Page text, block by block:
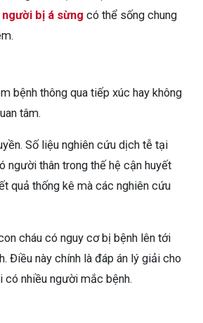
người bị á sừng có thể sống chung
bệnh thông qua tiếp xúc hay không
tâm.
Số liệu nghiên cứu dịch tễ tại
người thân trong thế hệ cận huyết
quả thống kê mà các nghiên cứu
cháu có nguy cơ bị bệnh lên tới
Điều này chính là đáp án lý giải cho
có nhiều người mắc bệnh.